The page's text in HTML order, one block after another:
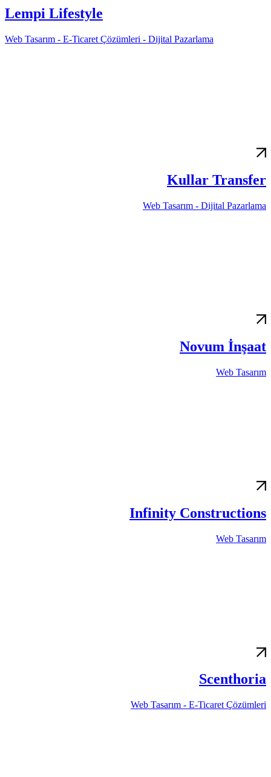
Lempi Lifestyle
Web Tasarım - E-Ticaret Çözümleri - Dijital Pazarlama
Kullar Transfer
Web Tasarım - Dijital Pazarlama
Novum İnşaat
Web Tasarım
Infinity Constructions
Web Tasarım
Scenthoria
Web Tasarım - E-Ticaret Çözümleri